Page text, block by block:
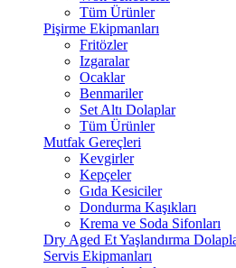
Tüm Ürünler
Pişirme Ekipmanları
Fritözler
Izgaralar
Ocaklar
Benmariler
Set Altı Dolaplar
Tüm Ürünler
Mutfak Gereçleri
Kevgirler
Kepçeler
Gıda Kesiciler
Dondurma Kaşıkları
Krema ve Soda Sifonları
Dry Aged Et Yaşlandırma
Servis Ekipmanları